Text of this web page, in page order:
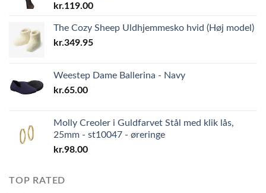
kr.119.00
The Cozy Sheep Uldhjemmesko hvid (Høj model)
kr.349.95
Weestep Dame Ballerina - Navy
kr.65.00
Molly Creoler i Guldfarvet Stål med klik lås,
25mm - st10047 - øreringe
kr.98.00
TOP RATED